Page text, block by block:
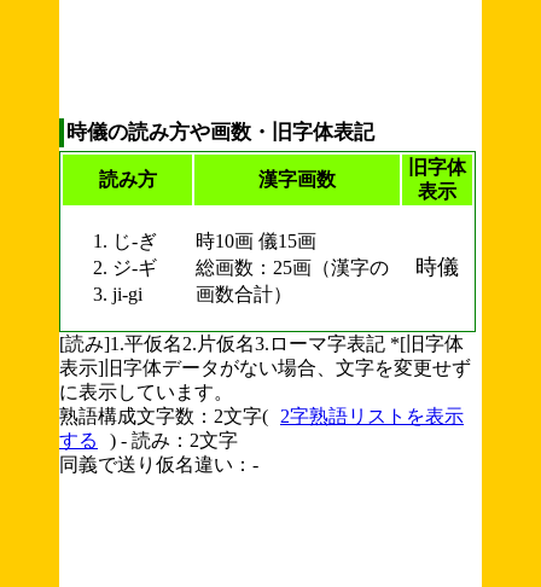
時儀の読み方や画数・旧字体表記
読み方 漢字画数
旧字体
表示
じ-ぎ
ジ-ギ
ji-gi
時10画 儀15画
総画数：25画（漢字の
画数合計）
時儀
[読み]1.平仮名2.片仮名3.ローマ字表記 *[旧字体
表示]旧字体データがない場合、文字を変更せず
に表示しています。
熟語構成文字数：2文字(
2字熟語リストを表示
する
) - 読み：2文字
同義で送り仮名違い：-